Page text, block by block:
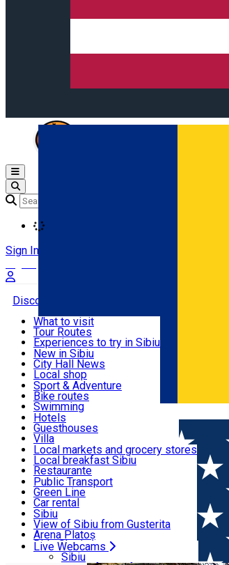
Română
Open main menu
Sign In
Discover
Useful info
Activities & Adventure
Accommodation
Food, Drinks & Nightlife
Transport & Parking
Live Webcams
What to visit
Tour Routes
Experiences to try in Sibiu
Podcast
Culture
Museums
Churches
Parks, Zoo
County of Sibiu
New in Sibiu
City Hall News
Local shop
Sibiu artisans
Sibiul Verde
Public services
Education
How do I get to Sibiu
Tourist Info
Tour Guides
Guided tours
Publicații locale
Beauty salons
Sport & Adventure
Bike routes
Swimming
Riding
Indoor activities
Loc de joacă indoor
Loc de joacă outdoor
Ski
Ice skating
Yoga
Hotels
Guesthouses
Villa
Hostels
Motel
Camping
Renting rooms
Rooms for rent
Accommodation outside Sibiu
Local markets and grocery stores
Local breakfast Sibiu
Restaurante
Pizza
Fast Food
Coffee
Sweets
Pub, Bar
Night clubs
Bakeries
Public Transport
Green Line
Car rental
Rent a bike
Scooter rentals
Taxi
Ride Sharing
Parking tickets
Sibiu
View of Sibiu from Gusterita
Arena Platoș
Live Webcams
Sibiu
Home Town square